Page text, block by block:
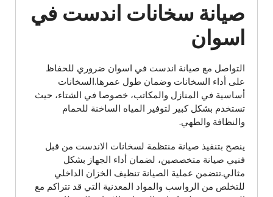
صيانة سخانات اندست في
اسوان
التواصل مع صيانة اندست في اسوان ضروري للحفاظ
على أداء السخانات وضمان طول عمرها.السخانات
أساسية في المنازل والمكاتب، خصوصا في الشتاء، حيث
تستخدم بشكل كبير لتوفير المياه الساخنة للحمام
والنظافة والطهي.
ينصح بتنفيذ صيانة منتظمة لسخانات الاندست من قبل
فنيي صيانة متخصصين، لضمان أداء الجهاز بشكل
مثالي.تتضمن عملية الصيانة تنظيف الخزان الداخلي
للتخلص من الرواسب والمواد المعدنية التي قد تتراكم مع